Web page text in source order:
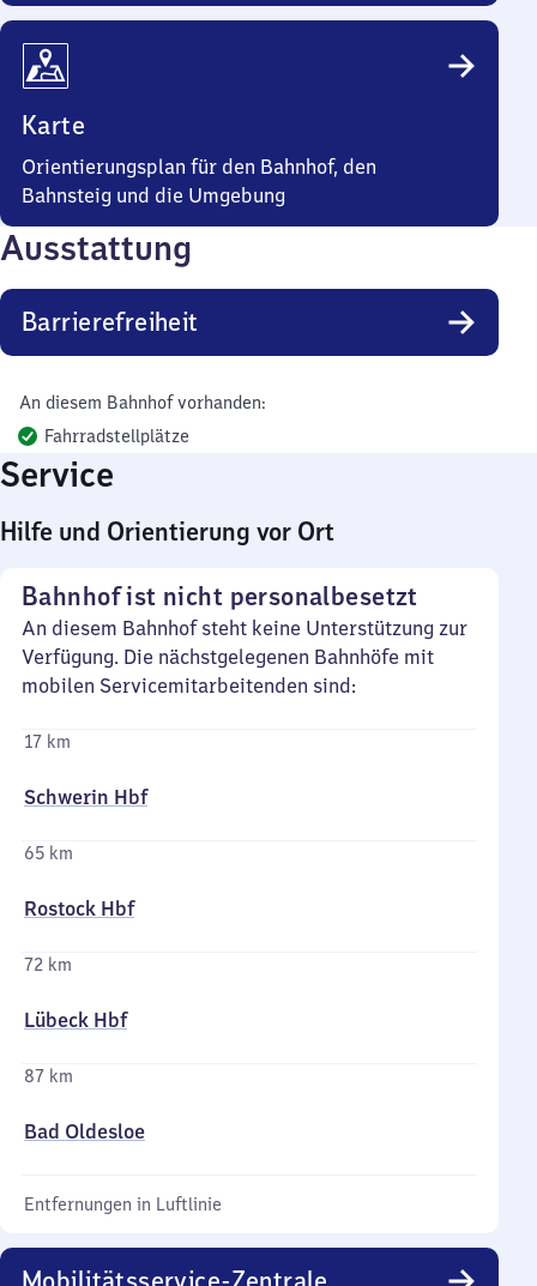
Karte
Orientierungsplan für den Bahnhof, den
Bahnsteig und die Umgebung
Ausstattung
Barrierefreiheit
An diesem Bahnhof vorhanden:
Fahrradstellplätze
Service
Hilfe und Orientierung vor Ort
Bahnhof ist nicht personalbesetzt
An diesem Bahnhof steht keine Unterstützung zur
Verfügung. Die nächstgelegenen Bahnhöfe mit
mobilen Servicemitarbeitenden sind:
17 km
Schwerin Hbf
65 km
Rostock Hbf
72 km
Lübeck Hbf
87 km
Bad Oldesloe
Entfernungen in Luftlinie